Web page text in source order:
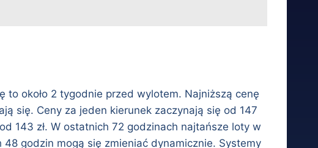
około 2 tygodnie przed wylotem. Najniższą cenę
się. Ceny za jeden kierunek zaczynają się od 147
143 zł. W ostatnich 72 godzinach najtańsze loty w
48 godzin mogą się zmieniać dynamicznie. Systemy